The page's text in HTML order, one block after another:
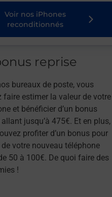
Voir nos iPhones
reconditionnés
reprise
bureaux de poste, vous
faire estimer la valeur de votre
et bénéficier d’un bonus
allant jusqu’à 475€. Et en plus,
profiter d’un bonus pour
de votre nouveau téléphone
50 à 100€. De quoi faire des
!